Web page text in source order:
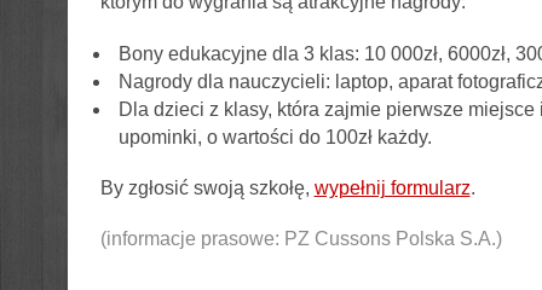
Bony edukacyjne dla 3 klas: 10 000zł, 6000zł,
Nagrody dla nauczycieli: laptop, aparat
Dla dzieci z klasy, która zajmie pierwsze
upominki, o wartości do 100zł każdy.
By zgłosić swoją szkołę, wypełnij formularz.
(informacje prasowe: PZ Cussons Polska S.A.)